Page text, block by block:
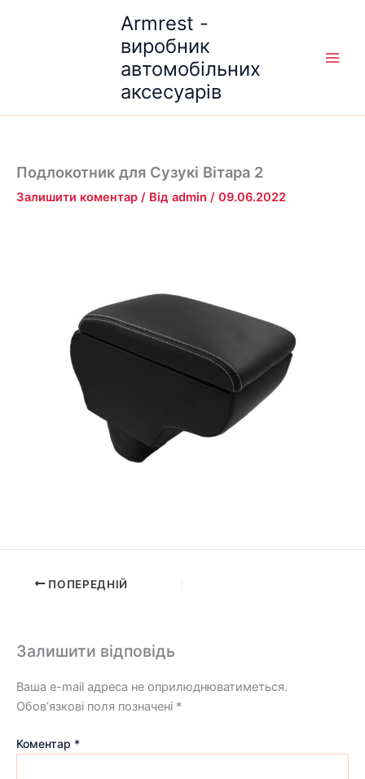
Armrest -
виробник
автомобільних
аксесуарів
Подлокотник для Сузукі Вітара 2
Залишити коментар / Від admin / 09.06.2022
ПОПЕРЕДНІЙ
Залишити відповідь
Ваша e-mail адреса не оприлюднюватиметься.
Обов’язкові поля позначені *
Коментар *